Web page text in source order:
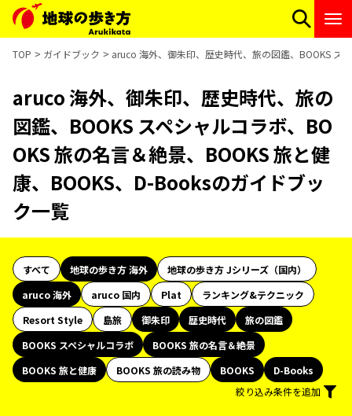
TOP ガイドブック aruco 海外、御朱印、歴史時代、旅の図鑑、BOOKS ス
aruco 海外、御朱印、歴史時代、旅の
図鑑、BOOKS スペシャルコラボ、BO
OKS 旅の名言＆絶景、BOOKS 旅と健
康、BOOKS、D-Booksのガイドブッ
ク一覧
すべて 地球の歩き方 海外
地球の歩き方 Jシリーズ（国内）
aruco 海外
aruco 国内 Plat
ランキング&テクニック
Resort Style
島旅 御朱印 歴史時代
旅の図鑑
BOOKS スペシャルコラボ
BOOKS 旅の名言＆絶景
BOOKS 旅と健康
BOOKS 旅の読み物 BOOKS
D-Books
絞り込み条件を追加